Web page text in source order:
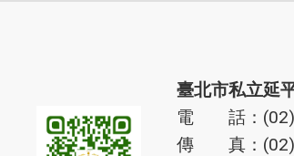
臺北市私立延
電 話：(02)
傳 真：(02)